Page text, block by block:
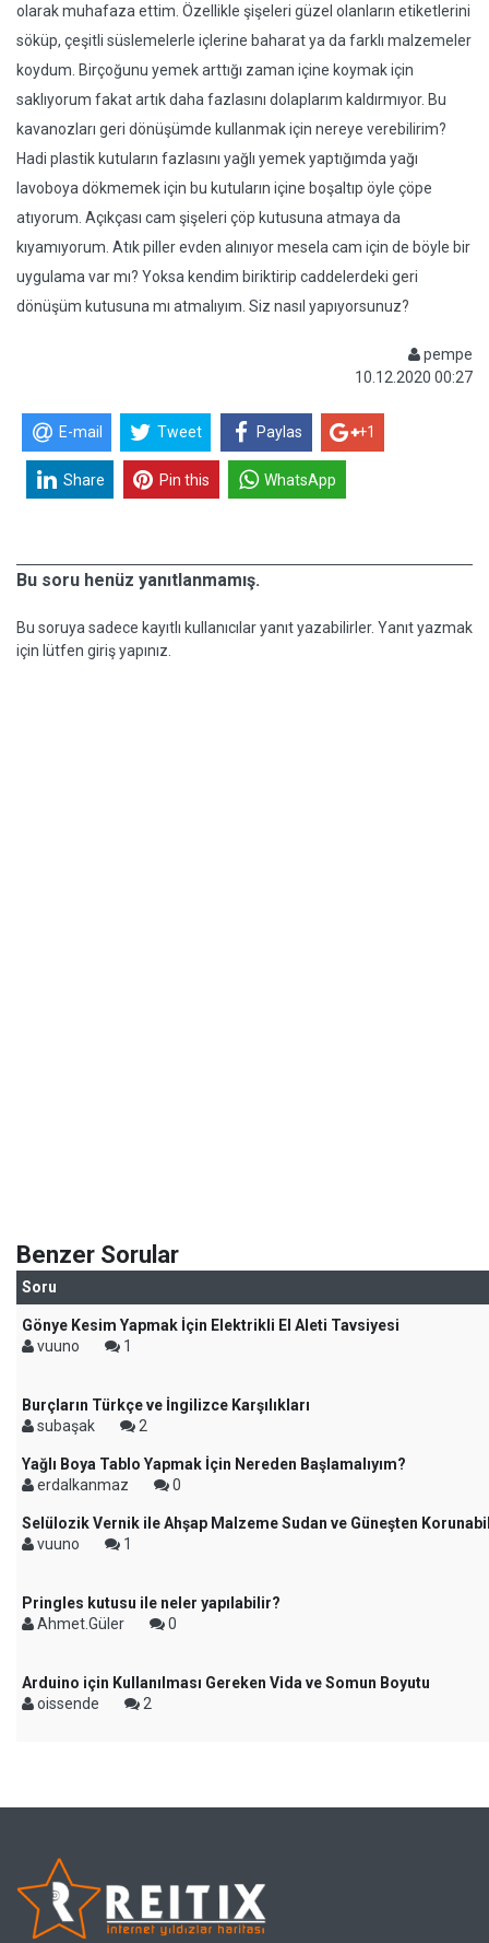
olarak muhafaza ettim. Özellikle şişeleri güzel olanların etiketlerini
söküp, çeşitli süslemelerle içlerine baharat ya da farklı malzemeler
koydum. Birçoğunu yemek arttığı zaman içine koymak için
saklıyorum fakat artık daha fazlasını dolaplarım kaldırmıyor. Bu
kavanozları geri dönüşümde kullanmak için nereye verebilirim?
Hadi plastik kutuların fazlasını yağlı yemek yaptığımda yağı
lavoboya dökmemek için bu kutuların içine boşaltıp öyle çöpe
atıyorum. Açıkçası cam şişeleri çöp kutusuna atmaya da
kıyamıyorum. Atık piller evden alınıyor mesela cam için de böyle bir
uygulama var mı? Yoksa kendim biriktirip caddelerdeki geri
dönüşüm kutusuna mı atmalıyım. Siz nasıl yapıyorsunuz?
pempe
10.12.2020 00:27
E-mail Tweet Paylas +1
Share Pin this WhatsApp
Bu soru henüz yanıtlanmamış.
Bu soruya sadece kayıtlı kullanıcılar yanıt yazabilirler. Yanıt yazmak
için lütfen giriş yapınız.
Benzer Sorular
Soru
Gönye Kesim Yapmak İçin Elektrikli El Aleti Tavsiyesi
vuuno
1
Burçların Türkçe ve İngilizce Karşılıkları
subaşak
2
Yağlı Boya Tablo Yapmak İçin Nereden Başlamalıyım?
erdalkanmaz
0
Selülozik Vernik ile Ahşap Malzeme Sudan ve Güneşten
vuuno
1
Pringles kutusu ile neler yapılabilir?
Ahmet.Güler
0
Arduino için Kullanılması Gereken Vida ve Somun Boyutu
oissende
2